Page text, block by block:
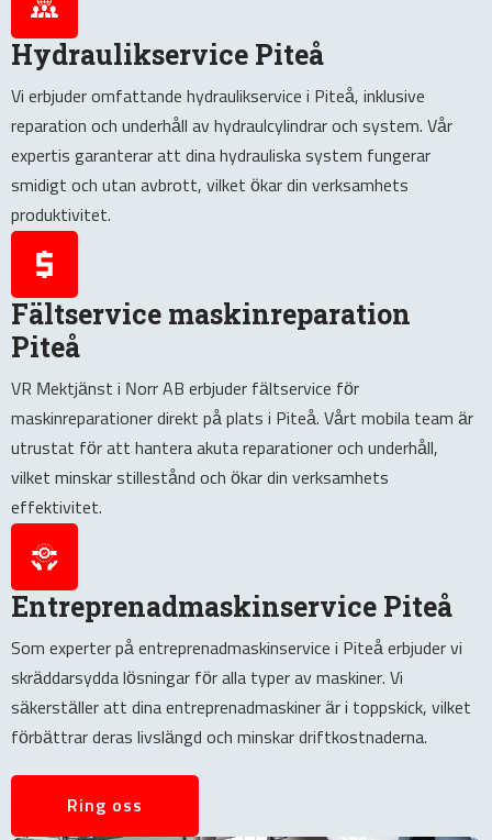
Hydraulikservice Piteå
Vi erbjuder omfattande hydraulikservice i Piteå, inklusive
reparation och underhåll av hydraulcylindrar och system. Vår
expertis garanterar att dina hydrauliska system fungerar
smidigt och utan avbrott, vilket ökar din verksamhets
produktivitet.
Fältservice maskinreparation
Piteå
VR Mektjänst i Norr AB erbjuder fältservice för
maskinreparationer direkt på plats i Piteå. Vårt mobila team är
utrustat för att hantera akuta reparationer och underhåll,
vilket minskar stillestånd och ökar din verksamhets
effektivitet.
Entreprenadmaskinservice Piteå
Som experter på entreprenadmaskinservice i Piteå erbjuder vi
skräddarsydda lösningar för alla typer av maskiner. Vi
säkerställer att dina entreprenadmaskiner är i toppskick, vilket
förbättrar deras livslängd och minskar driftkostnaderna.
Ring oss